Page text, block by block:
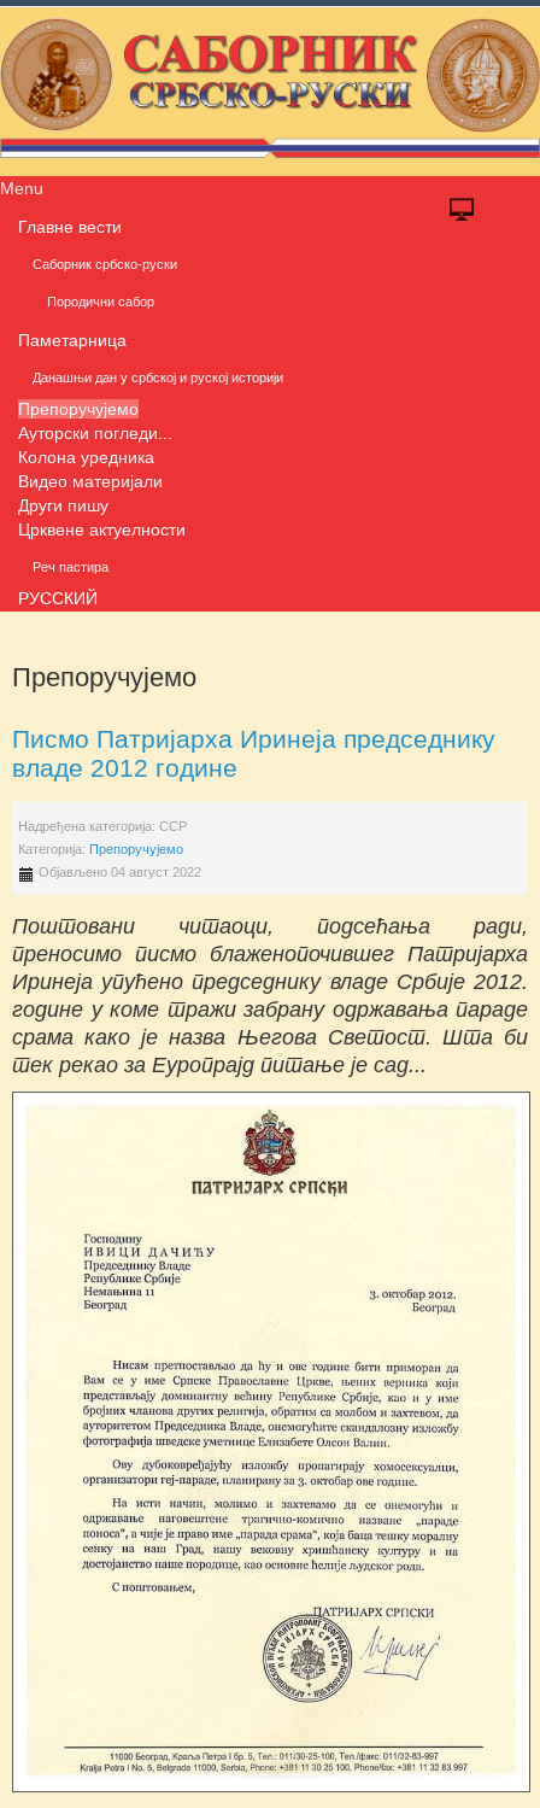
Menu
Главне вести
Саборник србско-руски
Породични сабор
Паметарница
Данашњи дан у србској и руској историји
Препоручујемо
Ауторски погледи...
Колона уредника
Видео материјали
Други пишу
Црквене актуелности
Реч пастира
РУССКИЙ
Препоручујемо
Писмо Патријарха Иринеја председнику
владе 2012 године
Надређена категорија: ССР
Категорија: Препоручујемо
Објављено 04 август 2022
Поштовани читаоци, подсећања ради,
преносимо писмо блаженопочившег Патријарха
Иринеја упућено председнику владе Србије 2012.
године у коме тражи забрану одржавања параде
срама како је назва Његова Светост. Шта би
тек рекао за Еуропрајд питање је сад...